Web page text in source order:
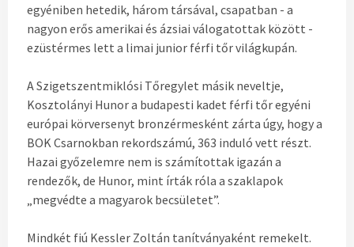
egyéniben hetedik, három társával, csapatban - a
nagyon erős amerikai és ázsiai válogatottak között -
ezüstérmes lett a limai junior férfi tőr világkupán.
A Szigetszentmiklósi Tőregylet másik neveltje,
Kosztolányi Hunor a budapesti kadet férfi tőr egyéni
európai körversenyt bronzérmesként zárta úgy, hogy a
BOK Csarnokban rekordszámú, 363 induló vett részt.
Hazai győzelemre nem is számítottak igazán a
rendezők, de Hunor, mint írták róla a szaklapok
„megvédte a magyarok becsületet”.
Mindkét fiú Kessler Zoltán tanítványaként remekelt.